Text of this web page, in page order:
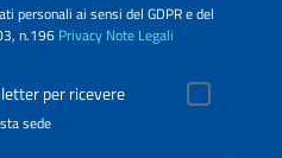
personali ai sensi del GDPR e del
n.196 Privacy Note Legali
per ricevere
sede